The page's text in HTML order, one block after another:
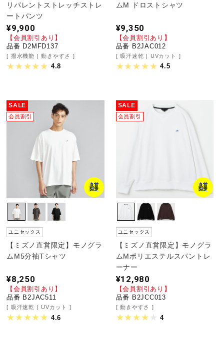
ウォーキングシューズ
インナー
寝具／ミズノスリープ
アウトドア／レイン
サポーター
健康／エクササイズ
ジュニア／キッズ
リパレントストレッチストレ
ートパンツ
¥9,900
【会員割引あり】
品番 D2MFD137
撥水機能 動きやすさ
4.8
ムM ドロストシャツ
¥9,350
【会員割引あり】
品番 B2JAC012
吸汗速乾 UVカット
4.5
SALE
会員割引
直営
限定
ユニセックス
【ミズノ直営限定】モノグラ
ムM5分袖Tシャツ
¥8,250
【会員割引あり】
品番 B2JAC511
吸汗速乾 UVカット
4.6
SALE
会員割引
直営
限定
ユニセックス
【ミズノ直営限定】モノグラ
ムMポリエステルスパントレ
ーナー
¥12,980
【会員割引あり】
品番 B2JCC013
動きやすさ
4